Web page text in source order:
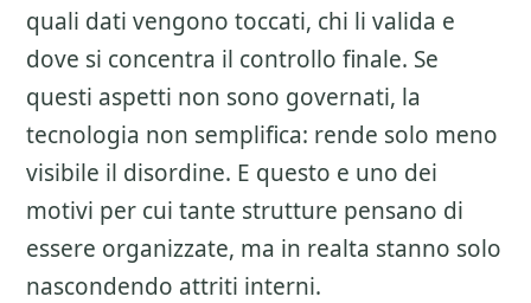
quali dati vengono toccati, chi li valida e
dove si concentra il controllo finale. Se
questi aspetti non sono governati, la
tecnologia non semplifica: rende solo meno
visibile il disordine. E questo e uno dei
motivi per cui tante strutture pensano di
essere organizzate, ma in realta stanno solo
nascondendo attriti interni.